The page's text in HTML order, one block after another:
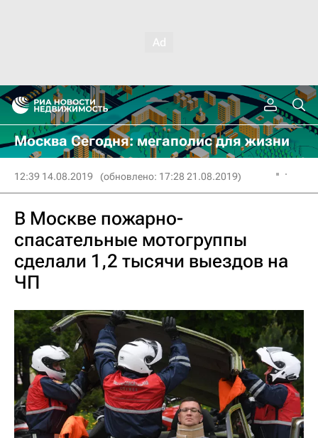
Москва Сегодня: мегаполис для жизни
12:39 14.08.2019 (обновлено: 17:28 21.08.2019)
В Москве пожарно-
спасательные мотогруппы
сделали 1,2 тысячи выездов на
ЧП